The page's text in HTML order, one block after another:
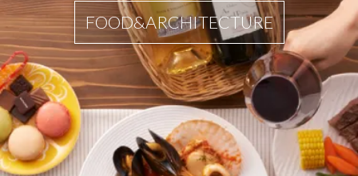
FOOD&ARCHITECTURE